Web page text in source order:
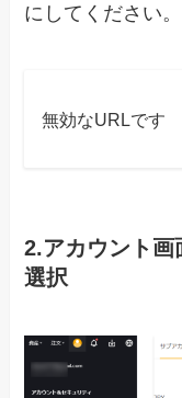
にしてください。
無効なURLです
2.アカウント画
選択